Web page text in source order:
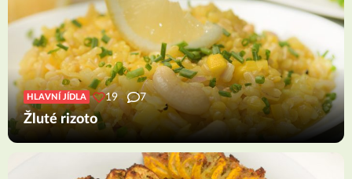
HLAVNÍ JÍDLA 19 7
Žluté rizoto